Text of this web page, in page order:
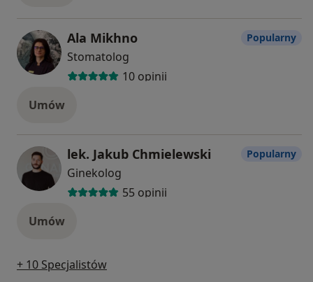
Ala Mikhno
Stomatolog
10 opinii
Popularny
Umów
lek. Jakub Chmielewski
Ginekolog
55 opinii
Popularny
Umów
+ 10 Specjalistów